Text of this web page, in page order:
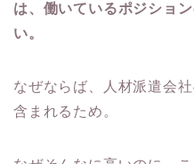
は、働いているポジショ
い。
なぜならば、人材派遣会
含まれるため。